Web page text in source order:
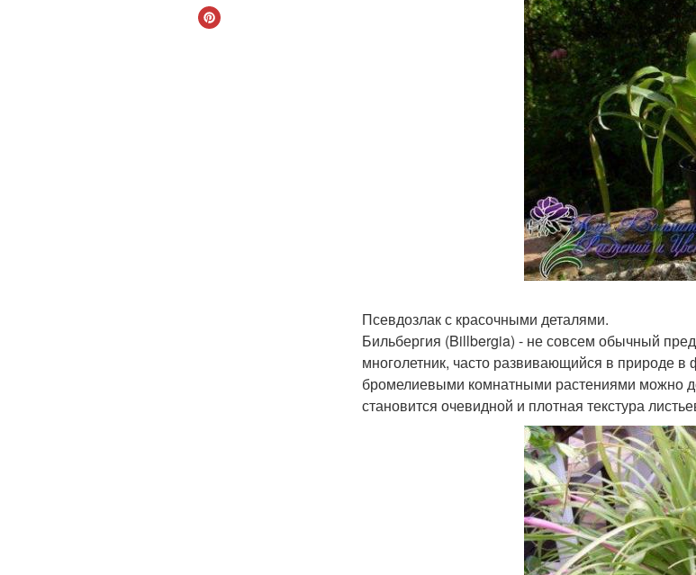
Псевдозлак с красочными деталями.
Бильбергия (Billbergia) - не совсем обычный
многолетник, часто развивающийся в природе
бромелиевыми комнатными растениями можно
становится очевидной и плотная текстура